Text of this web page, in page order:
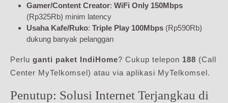
Gamer/Content Creator: WiFi Only 150Mbps
(Rp325Rb) minim latency
Usaha Kafe/Ruko: Triple Play 100Mbps (Rp590Rb)
dukung banyak pelanggan
Perlu ganti paket IndiHome? Cukup telepon 188 (Call
Center MyTelkomsel) atau via aplikasi MyTelkomsel.
Penutup: Solusi Internet Terjangkau di